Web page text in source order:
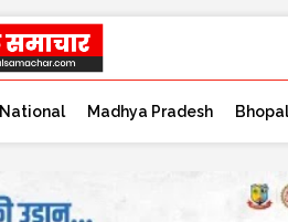
National Madhya Pradesh Bhopal